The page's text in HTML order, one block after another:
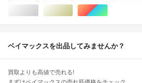
シルバー/銀色系ゴールド/金色系マルチカラー
ベイマックスを出品してみませんか？
買取よりも高値で売れる!